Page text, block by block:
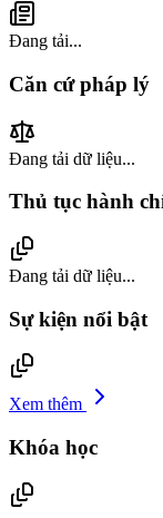
Đang tải...
Căn cứ pháp lý
Đang tải dữ liệu...
Thủ tục hành
Đang tải dữ liệu...
Sự kiện nổi bật
Xem thêm
Khóa học